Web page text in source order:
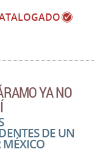
YA NO
DE UN
MÉXICO